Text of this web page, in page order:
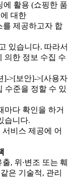
에 활용 (쇼핑한 품
대한
를 제공하고자 합
있습니다. 따라서
의한 정보 수집 수
]->[보안]->[사용자
수준을 정할 수 있
마다 확인을 하거
습니다.
비스 제공에 어
, 위∙변조 또는 훼
은 기술적, 관리